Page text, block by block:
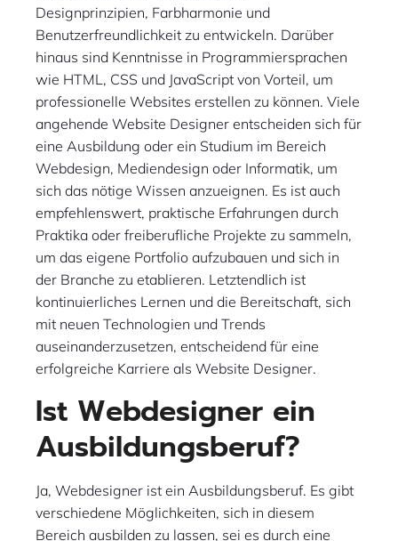
Designprinzipien, Farbharmonie und
Benutzerfreundlichkeit zu entwickeln. Darüber
hinaus sind Kenntnisse in Programmiersprachen
wie HTML, CSS und JavaScript von Vorteil, um
professionelle Websites erstellen zu können. Viele
angehende Website Designer entscheiden sich für
eine Ausbildung oder ein Studium im Bereich
Webdesign, Mediendesign oder Informatik, um
sich das nötige Wissen anzueignen. Es ist auch
empfehlenswert, praktische Erfahrungen durch
Praktika oder freiberufliche Projekte zu sammeln,
um das eigene Portfolio aufzubauen und sich in
der Branche zu etablieren. Letztendlich ist
kontinuierliches Lernen und die Bereitschaft, sich
mit neuen Technologien und Trends
auseinanderzusetzen, entscheidend für eine
erfolgreiche Karriere als Website Designer.
Ist Webdesigner ein
Ausbildungsberuf?
Ja, Webdesigner ist ein Ausbildungsberuf. Es gibt
verschiedene Möglichkeiten, sich in diesem
Bereich ausbilden zu lassen, sei es durch eine